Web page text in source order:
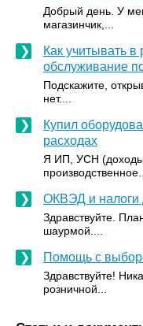
Добрый день. У
магазинчик,...
Как учитывать в
обслуживание
Подскажите,
нет....
Купил
расходах
Я ИП, УСН
производственное...
ОКВЭД и налоги
Здравствуйте.
шаурмой....
Помощь с
Здравствуйте!
розничной...